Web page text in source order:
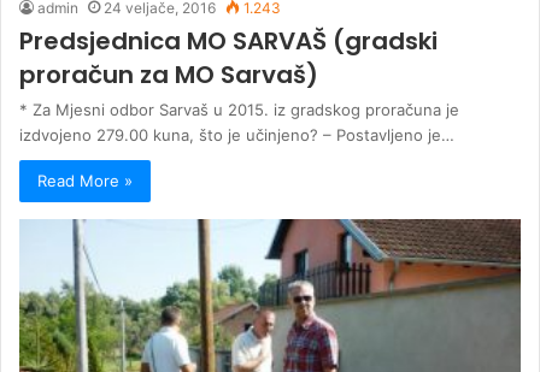
admin 24 veljače, 2016 1.243
Predsjednica MO SARVAŠ (gradski
proračun za MO Sarvaš)
* Za Mjesni odbor Sarvaš u 2015. iz gradskog proračuna je
izdvojeno 279.00 kuna, što je učinjeno? – Postavljeno je…
Read More »